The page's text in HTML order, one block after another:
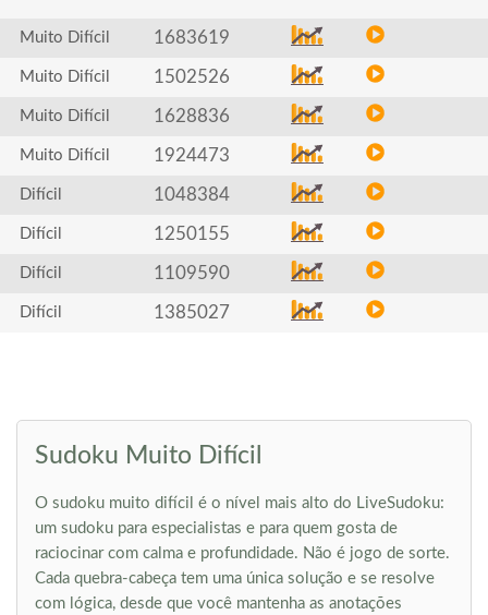
Muito Difícil 1683619
Muito Difícil 1502526
Muito Difícil 1628836
Muito Difícil 1924473
Difícil 1048384
Difícil 1250155
Difícil 1109590
Difícil 1385027
Sudoku Muito Difícil
O sudoku muito difícil é o nível mais alto do LiveSudoku:
um sudoku para especialistas e para quem gosta de
raciocinar com calma e profundidade. Não é jogo de sorte.
Cada quebra-cabeça tem uma única solução e se resolve
com lógica, desde que você mantenha as anotações